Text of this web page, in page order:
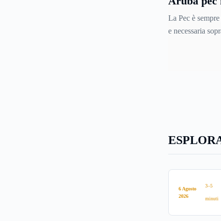
sta entrando.
come
La Pec è
e necessaria
6 Agosto
2026
3–5
minuti